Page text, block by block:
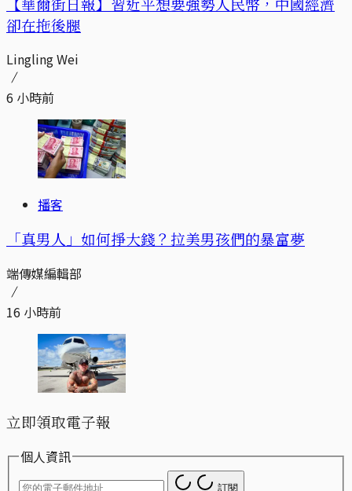
卻在拖後腿
Lingling Wei
6 小時前
播客
「真男人」如何掙大錢？拉美男孩們的暴富夢
端傳媒編輯部
16 小時前
立即領取電子報
個人資訊
訂閱